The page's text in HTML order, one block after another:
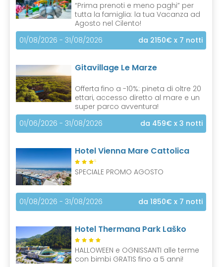
“Prima prenoti e meno paghi” per
tutta la famiglia: la tua Vacanza ad
Agosto nel Cilento!
01/08/2026 - 31/08/2026
da 2150€ x 7 notti
Gitavillage Le Marze
Offerta fino a -10%: pineta di oltre 20
ettari, accesso diretto al mare e un
super parco avventura!
01/06/2026 - 31/08/2026
da 459€ x 3 notti
Hotel Vienna Mare Cattolica
S
SPECIALE PROMO AGOSTO
01/08/2026 - 31/08/2026 da 1850€ x 7 notti
Hotel Thermana Park Laško
HALLOWEEN e OGNISSANTI alle terme
con bimbi GRATIS fino a 5 anni!